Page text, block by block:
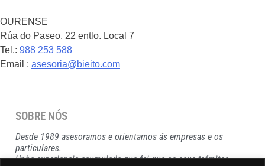
OURENSE
Rúa do Paseo, 22 entlo. Local 7
Tel.: 988 253 588
Email : asesoria@bieito.com
SOBRE NÓS
Desde 1989 asesoramos e orientamos ás empresas e os
particulares.
Unha experiencia acumulada que fai que os seus trámites